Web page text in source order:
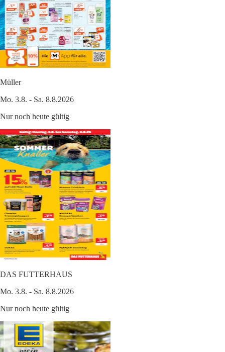
Müller
Mo. 3.8. - Sa. 8.8.2026
Nur noch heute gültig
DAS FUTTERHAUS
Mo. 3.8. - Sa. 8.8.2026
Nur noch heute gültig